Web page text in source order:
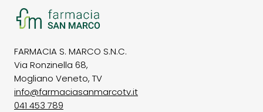
FARMACIA S. MARCO S.N.C.
Via Ronzinella 68,
Mogliano Veneto, TV
info@farmaciasanmarcotv.it
041 453 789